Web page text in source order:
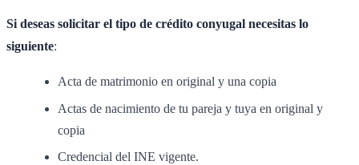
Si deseas solicitar el tipo de crédito conyugal necesitas lo
siguiente:
Acta de matrimonio en original y una copia
Actas de nacimiento de tu pareja y tuya en original y
copia
Credencial del INE vigente.